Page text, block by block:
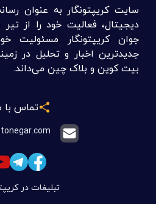
سایت کریپتونگار به عنوان
جوان کریپتونگار مسئولیت
جدیدترین اخبار و تحلیل در
بیت کوین و بلاک چین می‌داند.
تماس با
تبلیغات در